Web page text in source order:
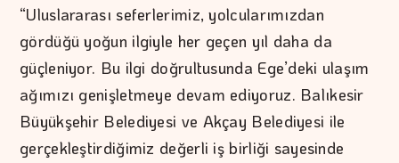
“Uluslararası seferlerimiz, yolcularımızdan
gördüğü yoğun ilgiyle her geçen yıl daha da
güçleniyor. Bu ilgi doğrultusunda Ege’deki ulaşım
ağımızı genişletmeye devam ediyoruz. Balıkesir
Büyükşehir Belediyesi ve Akçay Belediyesi ile
gerçekleştirdiğimiz değerli iş birliği sayesinde